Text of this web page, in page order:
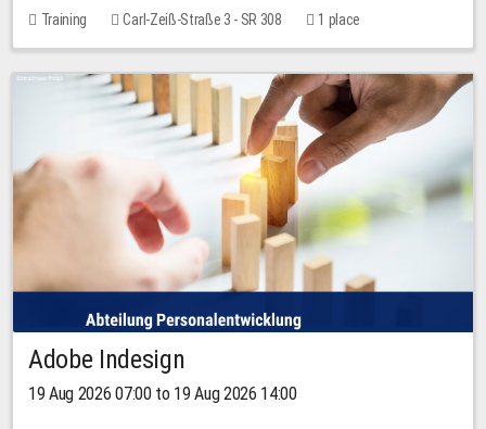
Training Carl-Zeiß-Straße 3 - SR 308 1 place
Adobe Indesign
19 Aug 2026 07:00 to 19 Aug 2026 14:00